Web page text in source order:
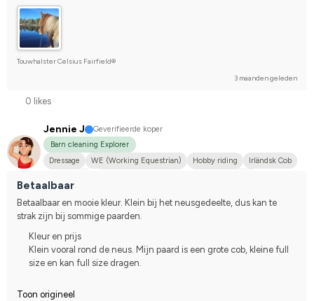
Touwhalster Celsius Fairfield®
3 maanden geleden
0 likes
Jennie J
Geverifieerde koper
Barn cleaning Explorer
Dressage
WE (Working Equestrian) Hobby riding
Irländsk Cob
Betaalbaar
Betaalbaar en mooie kleur. Klein bij het neusgedeelte, dus kan te
strak zijn bij sommige paarden.
Kleur en prijs
Klein vooral rond de neus. Mijn paard is een grote cob, kleine full
size en kan full size dragen.
Toon origineel